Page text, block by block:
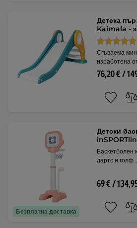
Детска
Kaimala -
Сгъваема
изработена
76,20 € /
Безплатна доставка
Детски
Баскетболен
дартс и голф
69 € /